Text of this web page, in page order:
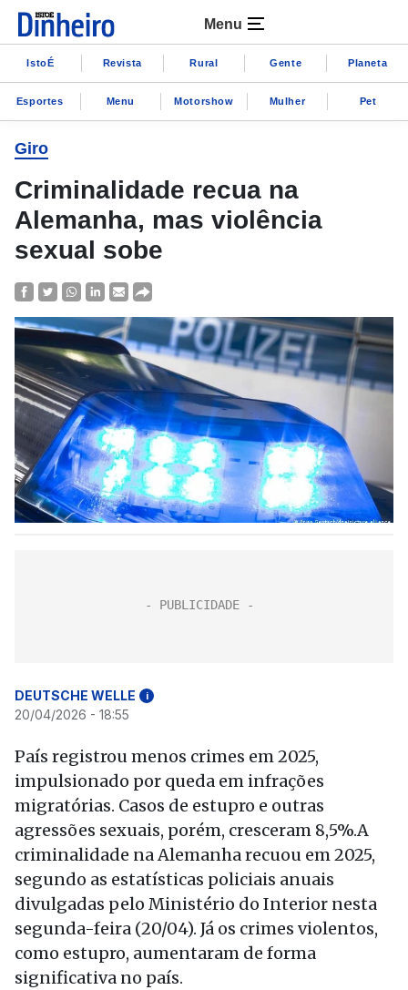
Menu
IstoÉ Revista Rural Gente Planeta
Esportes Menu Motorshow Mulher Pet
Giro
Criminalidade recua na
Alemanha, mas violência
sexual sobe
DEUTSCHE WELLE i
20/04/2026 - 18:55
País registrou menos crimes em 2025,
impulsionado por queda em infrações
migratórias. Casos de estupro e outras
agressões sexuais, porém, cresceram 8,5%.A
criminalidade na Alemanha recuou em 2025,
segundo as estatísticas policiais anuais
divulgadas pelo Ministério do Interior nesta
segunda-feira (20/04). Já os crimes violentos,
como estupro, aumentaram de forma
significativa no país.